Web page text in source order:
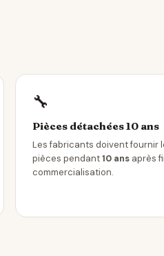
🔧
Pièces détachées 10 ans
Les fabricants doivent fournir
pièces pendant10 ans après
commercialisation.